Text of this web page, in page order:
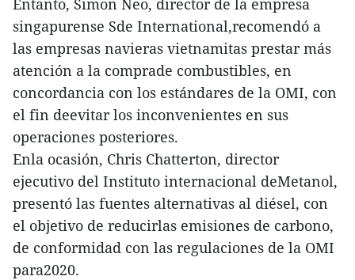
Entanto, Simon Neo, director de la empresa
singapurense Sde International,recomendó a
las empresas navieras vietnamitas prestar más
atención a la comprade combustibles, en
concordancia con los estándares de la OMI, con
el fin deevitar los inconvenientes en sus
operaciones posteriores.
Enla ocasión, Chris Chatterton, director
ejecutivo del Instituto internacional deMetanol,
presentó las fuentes alternativas al diésel, con
el objetivo de reducirlas emisiones de carbono,
de conformidad con las regulaciones de la OMI
para2020.